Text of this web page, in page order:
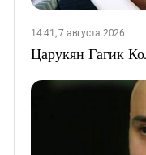
14:41, 7 августа 2026
Царукян Гагик